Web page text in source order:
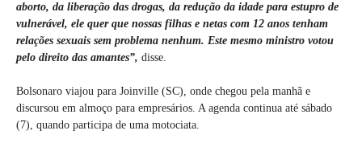
aborto, da liberação das drogas, da redução da idade para estupro de
vulnerável, ele quer que nossas filhas e netas com 12 anos tenham
relações sexuais sem problema nenhum. Este mesmo ministro votou
pelo direito das amantes”, disse.
Bolsonaro viajou para Joinville (SC), onde chegou pela manhã e
discursou em almoço para empresários. A agenda continua até sábado
(7), quando participa de uma motociata.